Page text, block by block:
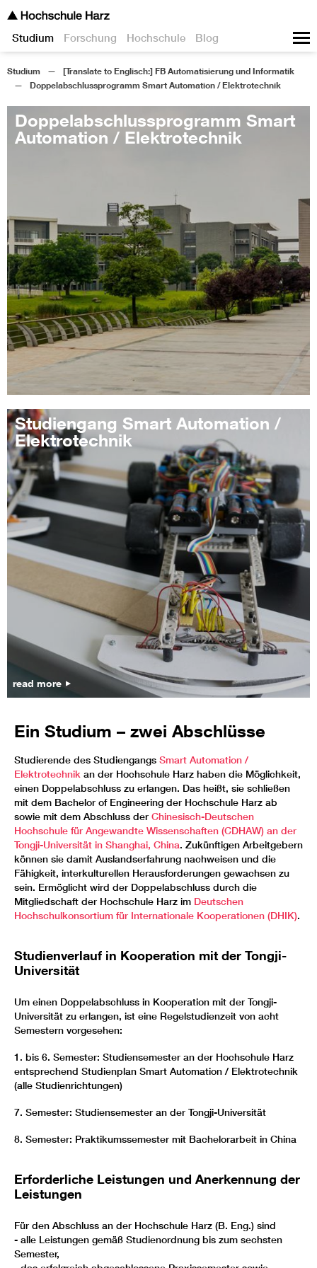
Studium Forschung Hochschule Blog
Studium
[Translate to Englisch:] FB Automatisierung und Informatik
Doppelabschlussprogramm Smart Automation / Elektrotechnik
Doppelabschlussprogramm Smart
Automation / Elektrotechnik
Studiengang Smart Automation /
Elektrotechnik
read more
Ein Studium – zwei Abschlüsse
Studierende des Studiengangs Smart Automation /
Elektrotechnik an der Hochschule Harz haben die Möglichkeit,
einen Doppelabschluss zu erlangen. Das heißt, sie schließen
mit dem Bachelor of Engineering der Hochschule Harz ab
sowie mit dem Abschluss der Chinesisch-Deutschen
Hochschule für Angewandte Wissenschaften (CDHAW) an der
Tongji-Universität in Shanghai, China. Zukünftigen Arbeitgebern
können sie damit Auslandserfahrung nachweisen und die
Fähigkeit, interkulturellen Herausforderungen gewachsen zu
sein. Ermöglicht wird der Doppelabschluss durch die
Mitgliedschaft der Hochschule Harz im Deutschen
Hochschulkonsortium für Internationale Kooperationen (DHIK).
Studienverlauf in Kooperation mit der Tongji-
Universität
Um einen Doppelabschluss in Kooperation mit der Tongji-
Universität zu erlangen, ist eine Regelstudienzeit von acht
Semestern vorgesehen:
1. bis 6. Semester: Studiensemester an der Hochschule Harz
entsprechend Studienplan Smart Automation / Elektrotechnik
(alle Studienrichtungen)
7. Semester: Studiensemester an der Tongji-Universität
8. Semester: Praktikumssemester mit Bachelorarbeit in China
Erforderliche Leistungen und Anerkennung der
Leistungen
Für den Abschluss an der Hochschule Harz (B. Eng.) sind
- alle Leistungen gemäß Studienordnung bis zum sechsten
Semester,